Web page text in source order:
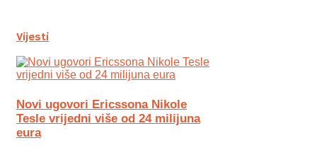
Vijesti
Novi ugovori Ericssona Nikole
Tesle vrijedni više od 24 milijuna
eura